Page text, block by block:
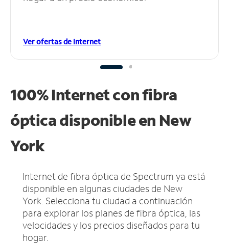
Ver ofertas de Internet
100% Internet con fibra
óptica disponible en New
York
Internet de fibra óptica de Spectrum ya está
disponible en algunas ciudades de New
York. Selecciona tu ciudad a continuación
para explorar los planes de fibra óptica, las
velocidades y los precios diseñados para tu
hogar.